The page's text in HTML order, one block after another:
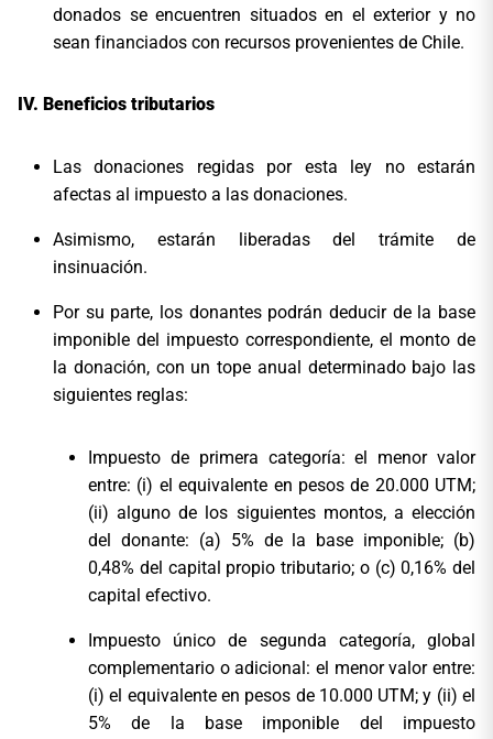
donados se encuentren situados en el exterior y no
sean financiados con recursos provenientes de Chile.
Beneficios tributarios
Las donaciones regidas por esta ley no estarán
afectas al impuesto a las donaciones.
Asimismo, estarán liberadas del trámite de
insinuación.
Por su parte, los donantes podrán deducir de la base
imponible del impuesto correspondiente, el monto de
la donación, con un tope anual determinado bajo las
siguientes reglas:
Impuesto de primera categoría: el menor valor
entre: (i) el equivalente en pesos de 20.000 UTM;
(ii) alguno de los siguientes montos, a elección
del donante: (a) 5% de la base imponible; (b)
0,48% del capital propio tributario; o (c) 0,16% del
capital efectivo.
Impuesto único de segunda categoría, global
complementario o adicional: el menor valor entre:
(i) el equivalente en pesos de 10.000 UTM; y (ii) el
5% de la base imponible del impuesto